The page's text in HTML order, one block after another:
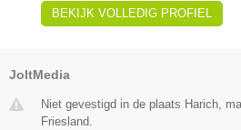
BEKIJK VOLLEDIG PROFIEL
JoltMedia
Niet gevestigd in de plaats Harich,
Friesland.